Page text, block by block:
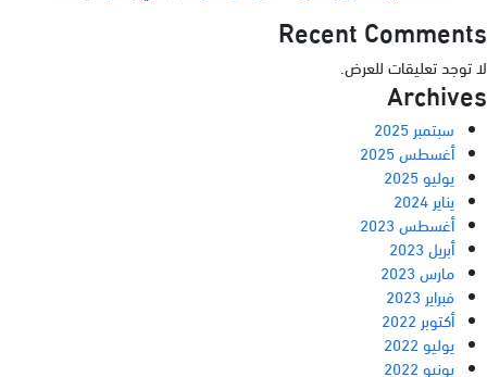
Recent Comments
لا توجد تعليقات للعرض.
Archives
سبتمبر 2025
أغسطس 2025
يوليو 2025
يناير 2024
أغسطس 2023
أبريل 2023
مارس 2023
فبراير 2023
أكتوبر 2022
يوليو 2022
يونيو 2022